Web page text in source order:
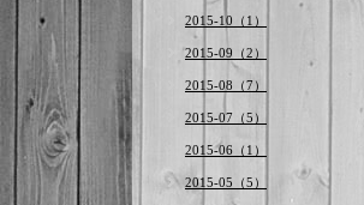
2015-10（1）
2015-09（2）
2015-08（7）
2015-07（5）
2015-06（1）
2015-05（5）